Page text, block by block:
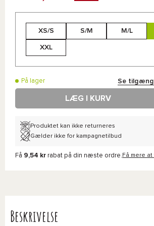
XS/S S/M M/L
XXL
På lager Se
LÆG I KURV
Produktet kan ikke returneres
Gælder ikke for kampagnetilbud
Få 9,54 kr rabat på din næste ordre. Få mere
Beskrivelse